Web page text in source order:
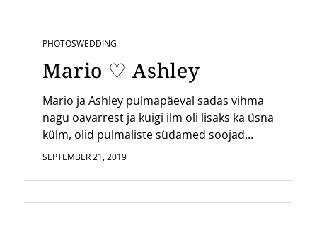
PHOTOSWEDDING
Mario ♡ Ashley
Mario ja Ashley pulmapäeval sadas vihma
nagu oavarrest ja kuigi ilm oli lisaks ka üsna
külm, olid pulmaliste südamed soojad...
SEPTEMBER 21, 2019